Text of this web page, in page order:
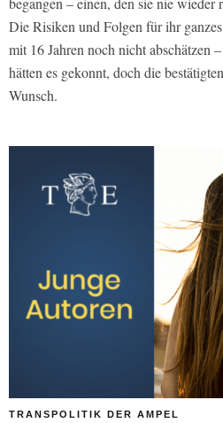
Die Risiken und Folgen für ihr
mit 16 Jahren noch nicht abschätzen
hätten es gekonnt, doch die
Wunsch.
TRANSPOLITIK DER AMPEL